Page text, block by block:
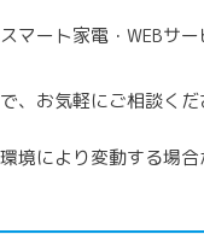
マート家電・WEBサ
、お気軽にご相談くだ
境により変動する場